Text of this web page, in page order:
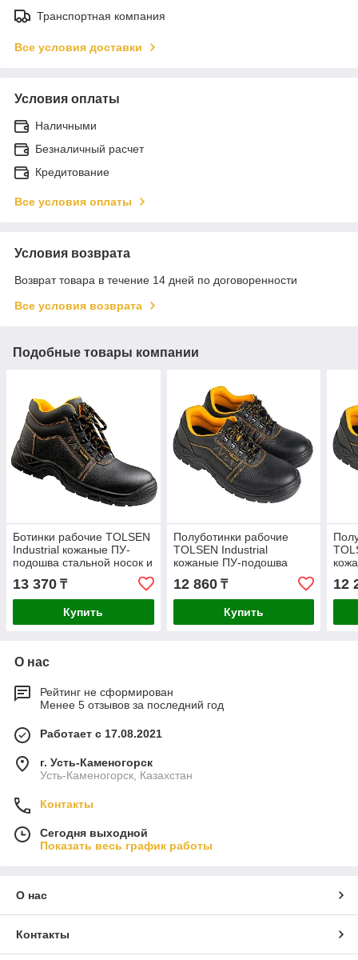
Транспортная компания
Все условия доставки
Условия оплаты
Наличными
Безналичный расчет
Кредитование
Все условия оплаты
Условия возврата
Возврат товара в течение 14 дней по договоренности
Все условия возврата
Подобные товары компании
Ботинки рабочие TOLSEN
Industrial кожаные ПУ-
подошва стальной носок и
стелька р.41 45353
13 370 ₸
Купить
Полуботинки рабочие
TOLSEN Industrial
кожаные ПУ-подошва
стальной носок размер 39
45321
12 860₸
Купить
12
О нас
Рейтинг не сформирован
Менее 5 отзывов за последний год
Работает с 17.08.2021
г. Усть-Каменогорск
Усть-Каменогорск, Казахстан
Контакты
Сегодня выходной
Показать весь график работы
О нас
Контакты